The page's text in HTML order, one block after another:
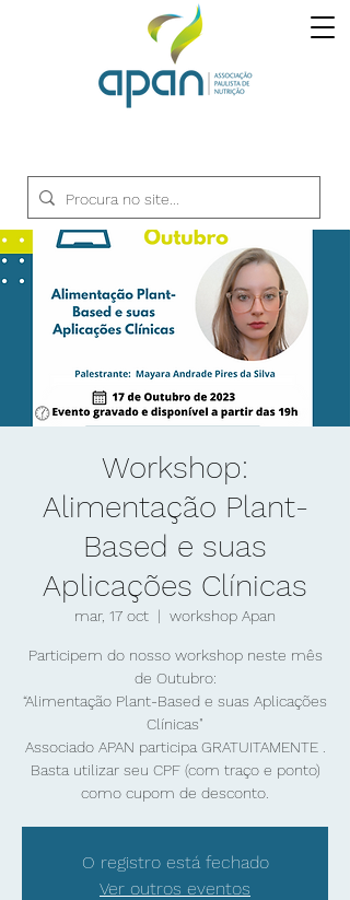
Workshop:
Alimentação Plant-
Based e suas
Aplicações Clínicas
mar, 17 oct
  |
workshop Apan
Participem do nosso workshop neste mês
de Outubro:
“Alimentação Plant-Based e suas Aplicações
Clínicas"
Associado APAN participa GRATUITAMENTE .
Basta utilizar seu CPF (com traço e ponto)
O registro está fechado
Ver outros eventos